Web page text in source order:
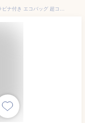
【マラソン限定20%OFFクーポンあり！】カラビナ付き エコバッグ 超コンパクト 超軽量 たたまない 丸洗い 肩掛け マチ広 クシュット くしゅっと トート 丈夫 バッグ シンプル 大容量 マイバッグ レジ袋 正規品 薄い 撥水 折りたたみ 耐荷重20kg 送料無料 海外旅行 Sサイズ